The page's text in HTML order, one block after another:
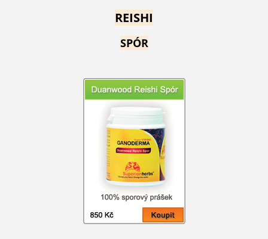
REISHI
SPÓR